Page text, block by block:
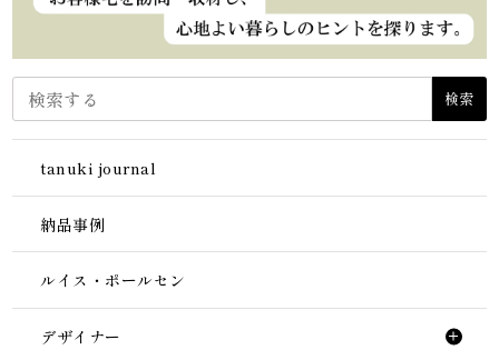
検索
tanuki journal
納品事例
ルイス・ポールセン
デザイナー